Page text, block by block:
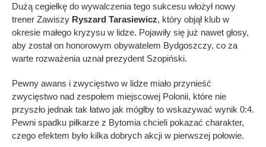
Dużą cegiełkę do wywalczenia tego sukcesu włożył nowy
trener Zawiszy Ryszard Tarasiewicz, który objął klub w
okresie małego kryzysu w lidze. Pojawiły się już nawet głosy,
aby został on honorowym obywatelem Bydgoszczy, co za
warte rozważenia uznał prezydent Szopiński.
Pewny awans i zwycięstwo w lidze miało przynieść
zwycięstwo nad zespołem miejscowej Polonii, które nie
przyszło jednak tak łatwo jak mógłby to wskazywać wynik 0:4.
Pewni spadku piłkarze z Bytomia chcieli pokazać charakter,
czego efektem było kilka dobrych akcji w pierwszej połowie.